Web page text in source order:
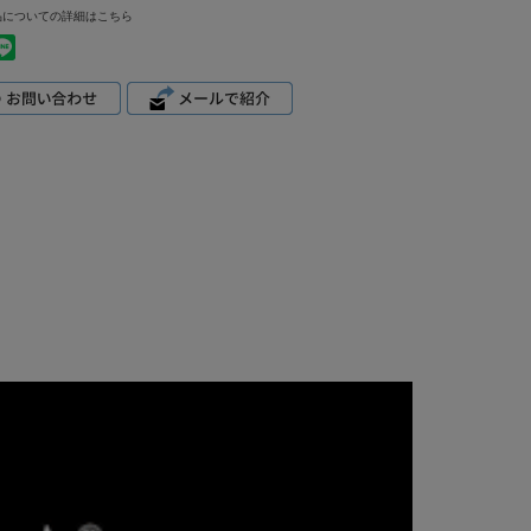
についての詳細はこちら